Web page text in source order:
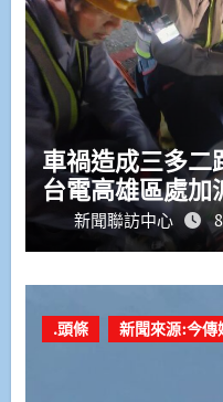
車禍造成三多
台電高雄區處加
新聞聯訪中心
.頭條 新聞來源:今傳